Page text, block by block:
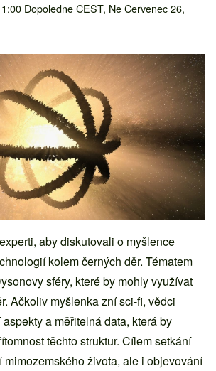
Dopoledne CEST, Ne Červenec 26,
aby diskutovali o myšlence
kolem černých děr. Tématem
sféry, které by mohly využívat
Ačkoliv myšlenka zní sci-fi, vědci
a měřitelná data, která by
těchto struktur. Cílem setkání
života, ale i objevování